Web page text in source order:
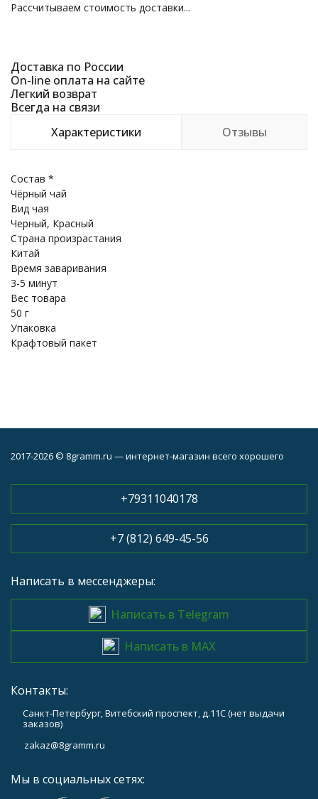
Рассчитываем стоимость доставки...
Доставка по России
On-line оплата на сайте
Легкий возврат
Всегда на связи
Характеристики
Отзывы
Состав *
Чёрный чай
Вид чая
Черный, Красный
Страна произрастания
Китай
Время заваривания
3-5 минут
Вес товара
50 г
Упаковка
Крафтовый пакет
2017-2026 © 8gramm.ru — интернет-магазин всего хорошего
+79311040178
+7 (812) 649-45-56
Написать в мессенджеры:
Написать в Telegram
Написать в MAX
Контакты:
Санкт-Петербург, Витебский проспект, д.11С (нет выдачи
заказов)
zakaz@8gramm.ru
Мы в социальных сетях: